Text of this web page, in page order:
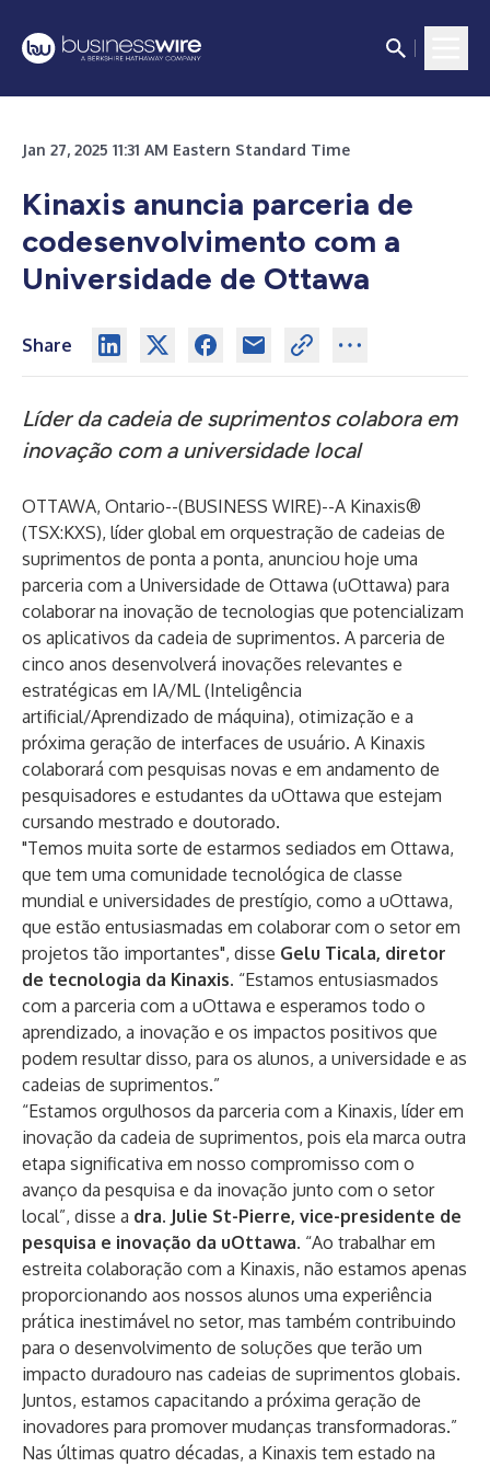
Jan 27, 2025 11:31 AM Eastern Standard Time
Kinaxis anuncia parceria de
codesenvolvimento com a
Universidade de Ottawa
Share
Líder da cadeia de suprimentos colabora em
inovação com a universidade local
OTTAWA, Ontario--(BUSINESS WIRE)--A Kinaxis®
(TSX:KXS), líder global em orquestração de cadeias de
suprimentos de ponta a ponta, anunciou hoje uma
parceria com a Universidade de Ottawa (uOttawa) para
colaborar na inovação de tecnologias que potencializam
os aplicativos da cadeia de suprimentos. A parceria de
cinco anos desenvolverá inovações relevantes e
estratégicas em IA/ML (Inteligência
artificial/Aprendizado de máquina), otimização e a
próxima geração de interfaces de usuário. A Kinaxis
colaborará com pesquisas novas e em andamento de
pesquisadores e estudantes da uOttawa que estejam
cursando mestrado e doutorado.
"Temos muita sorte de estarmos sediados em Ottawa,
que tem uma comunidade tecnológica de classe
mundial e universidades de prestígio, como a uOttawa,
que estão entusiasmadas em colaborar com o setor em
projetos tão importantes", disse Gelu Ticala, diretor
de tecnologia da Kinaxis. “Estamos entusiasmados
com a parceria com a uOttawa e esperamos todo o
aprendizado, a inovação e os impactos positivos que
podem resultar disso, para os alunos, a universidade e as
cadeias de suprimentos.”
“Estamos orgulhosos da parceria com a Kinaxis, líder em
inovação da cadeia de suprimentos, pois ela marca outra
etapa significativa em nosso compromisso com o
avanço da pesquisa e da inovação junto com o setor
local”, disse a dra. Julie St-Pierre, vice-presidente de
pesquisa e inovação da uOttawa. “Ao trabalhar em
estreita colaboração com a Kinaxis, não estamos apenas
proporcionando aos nossos alunos uma experiência
prática inestimável no setor, mas também contribuindo
para o desenvolvimento de soluções que terão um
impacto duradouro nas cadeias de suprimentos globais.
Juntos, estamos capacitando a próxima geração de
inovadores para promover mudanças transformadoras.”
Nas últimas quatro décadas, a Kinaxis tem estado na